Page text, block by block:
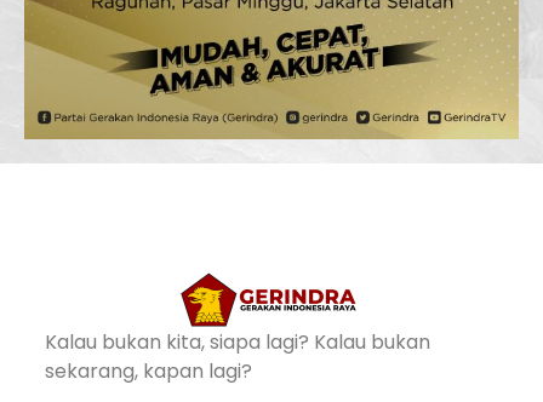
Kalau bukan kita, siapa lagi? Kalau bukan
sekarang, kapan lagi?